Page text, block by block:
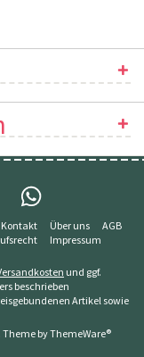
Kontakt Über uns
AGB
Impressum
und ggf.
beschrieben
Artikel sowie
Theme byThemeWare®